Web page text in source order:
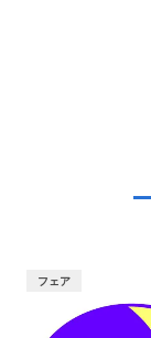
フェア